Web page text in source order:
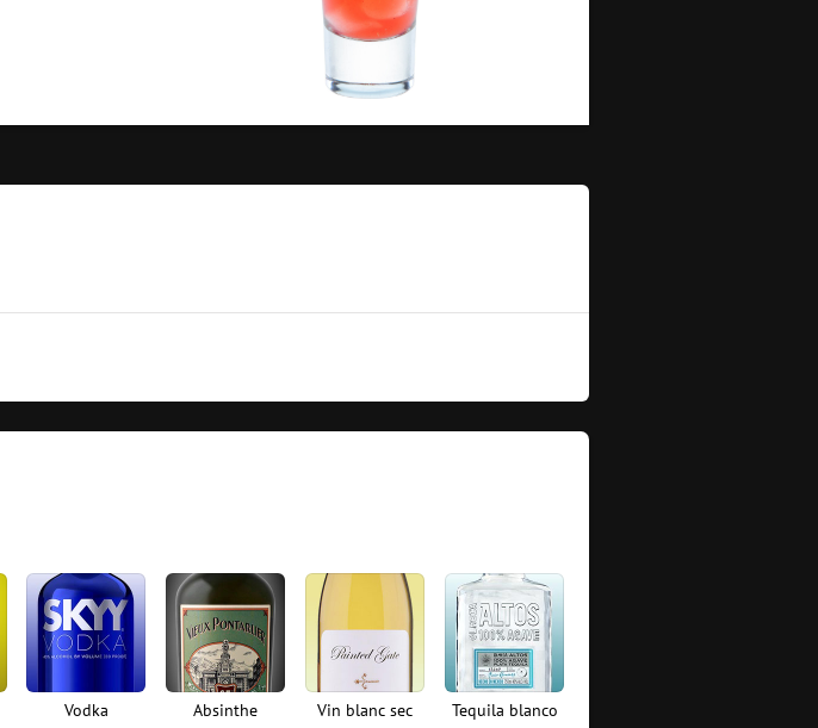
Vodka Absinthe Vin blanc sec Tequila blanco